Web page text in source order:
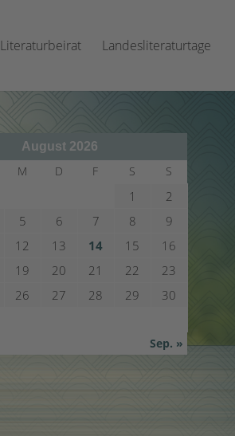
Literaturbeirat Landesliteraturtage
August 2026
M D F S S
1
2
5 6 7 8
9
12 13 14 15
16
19 20 21 22
23
26 27 28 29
30
Sep. »